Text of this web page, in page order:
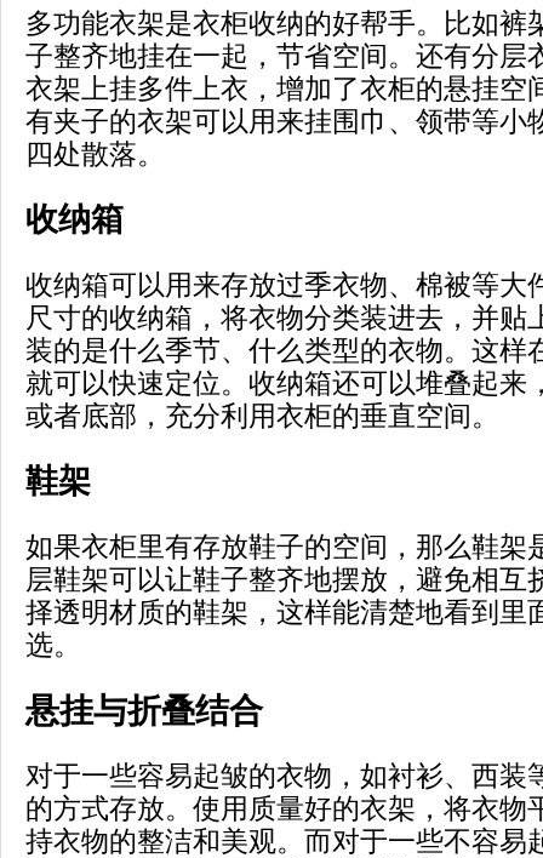
多功能衣架是衣柜收纳的好帮手。比如裤
子整齐地挂在一起，节省空间。还有分层
衣架上挂多件上衣，增加了衣柜的悬挂空
有夹子的衣架可以用来挂围巾、领带等小
四处散落。
收纳箱
收纳箱可以用来存放过季衣物、棉被等大
尺寸的收纳箱，将衣物分类装进去，并贴
装的是什么季节、什么类型的衣物。这样
就可以快速定位。收纳箱还可以堆叠起来
或者底部，充分利用衣柜的垂直空间。
鞋架
如果衣柜里有存放鞋子的空间，那么鞋架
层鞋架可以让鞋子整齐地摆放，避免相互
择透明材质的鞋架，这样能清楚地看到里
选。
悬挂与折叠结合
对于一些容易起皱的衣物，如衬衫、西装
的方式存放。使用质量好的衣架，将衣物
持衣物的整洁和美观。而对于一些不容易